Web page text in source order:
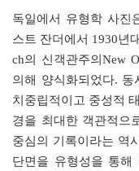
독일에서 유형학 사진
스트 잔더에서 1930년
ch의 신객관주의New
의해 양식화되었다.
치중립적이고 중성적
경을 최대한 객관적으
중심의 기록이라는 역
단면을 유형성을 통해